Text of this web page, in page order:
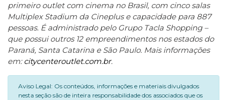
primeiro outlet com cinema no Brasil, com cinco salas
Multiplex Stadium da Cineplus e capacidade para 887
pessoas. É administrado pelo Grupo Tacla Shopping –
que possui outros 12 empreendimentos nos estados do
Paraná, Santa Catarina e São Paulo. Mais informações
em: citycenteroutlet.com.br.
Aviso Legal: Os conteúdos, informações e materiais divulgados
nesta seção são de inteira responsabilidade dos associados que os